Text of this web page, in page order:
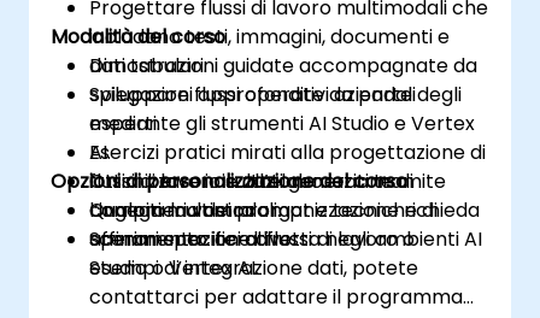
Progettare flussi di lavoro multimodali che
includano testi, immagini, documenti e
dati tabulari.
Sviluppare flussi operativi aziendali
mediante gli strumenti AI Studio e Vertex
AI.
Ottimizzare i risultati generati tramite
l’ingegneria dei prompt e tecniche di
affinamento iterativo.
Modalità del corso
Dimostrazioni guidate accompagnate da
spiegazioni approfondite da parte degli
esperti.
Esercizi pratici mirati alla progettazione di
flussi di lavoro e all’elaborazione di
compiti multimodali.
Sperimentazione diretta negli ambienti AI
Studio o Vertex AI.
Opzioni di personalizzazione del corso
Qualora la vostra organizzazione richieda
scenari specifici di flussi di lavoro o
esempi di integrazione dati, potete
contattarci per adattare il programma